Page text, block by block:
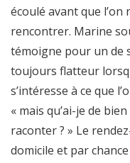
écoulé avant que l’on
rencontrer. Marine
témoigne pour un de
toujours flatteur
s’intéresse à ce que
« mais qu’ai-je de
raconter ? » Le
domicile et par